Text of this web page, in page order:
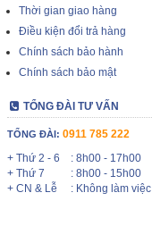
Thời gian giao hàng
Điều kiện đổi trả hàng
Chính sách bảo hành
Chính sách bảo mật
TỔNG ĐÀI TƯ VẤN
TỔNG ĐÀI: 0911 785 222
+ Thứ 2 - 6
: 8h00 - 17h00
+ Thứ 7
: 8h00 - 15h00
+ CN & Lễ
: Không làm việc